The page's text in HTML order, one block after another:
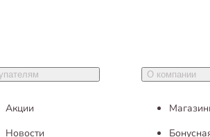
Акции
Новости
О компании